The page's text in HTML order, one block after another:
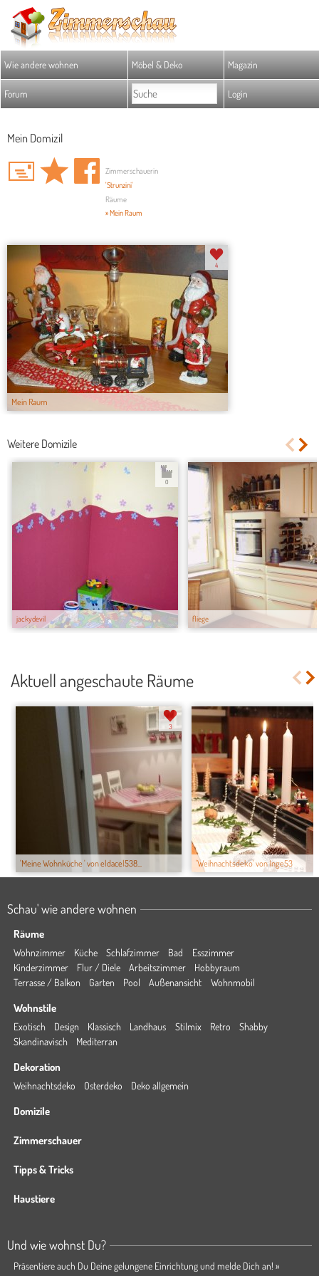
Wie andere wohnen Möbel & Deko Magazin
Forum Login
Mein Domizil
Zimmerschauerin
'Strunzini'
Räume
» Mein Raum
Mein Raum
4
Weitere Domizile
jackydevil
0
fliege
Aktuell angeschaute Räume
'Meine Wohnküche ' von eldacel538...
3
'Weihnachtsdeko' von Inge53
Schau' wie andere wohnen
Räume
Wohnzimmer Küche Schlafzimmer Bad
Esszimmer
Kinderzimmer
Flur / Diele Arbeitszimmer
Hobbyraum
Terrasse / Balkon
Garten Pool Außenansicht Wohnmobil
Wohnstile
Exotisch Design Klassisch Landhaus Stilmix Retro
Shabby
Skandinavisch
Mediterran
Dekoration
Weihnachtsdeko Osterdeko Deko allgemein
Domizile
Zimmerschauer
Tipps & Tricks
Haustiere
Und wie wohnst Du?
Präsentiere auch Du Deine gelungene Einrichtung und melde Dich an! »